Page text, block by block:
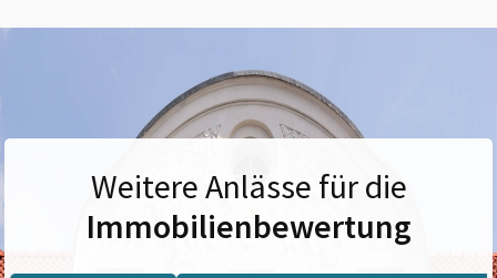
Weitere Anlässe für die
Immobilienbewertung